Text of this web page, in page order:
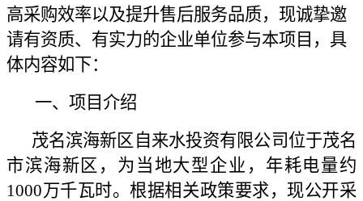
高采购效率以及提升售后服务品质，现诚挚邀
请有资质、有实力的企业单位参与本项目，具
体内容如下：
一、项目介绍
茂名滨海新区自来水投资有限公司位于茂名
市滨海新区，为当地大型企业，年耗电量约
1000万千瓦时。根据相关政策要求，现公开采